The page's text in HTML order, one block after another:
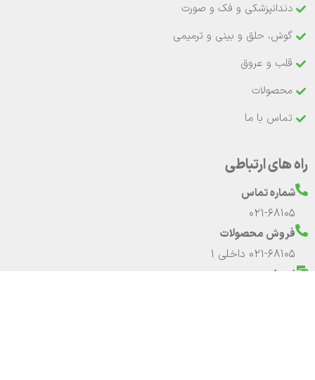
دندانپزشکی و فک و صورت
گوش، حلق و بینی و ترمیمی
قلب و عروق
محصولات
تماس با ما
راه های ارتباطی
شماره تماس
021-68105
فروش محصولات
021-68105 داخلی 1
ایمیل